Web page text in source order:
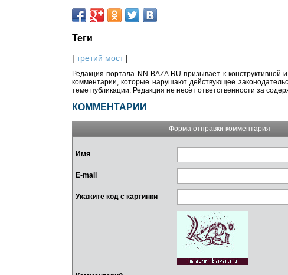
Теги
| третий мост|
Редакция портала NN-BAZA.RU призывает к
комментарии, которые нарушают действующее
теме публикации. Редакция не несёт ответственности за
КОММЕНТАРИИ
Форма отправки комментария
Имя
E-mail
Укажите код с картинки